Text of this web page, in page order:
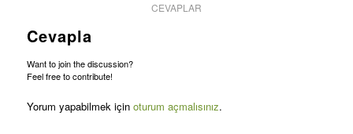
CEVAPLAR
Cevapla
Want to join the discussion?
Feel free to contribute!
Yorum yapabilmek için oturum açmalısınız.